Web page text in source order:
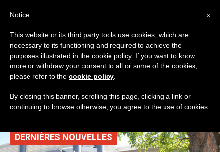
TAG
Posts Tagged ‘بامبينو
جيزو’
DERNIÈRES NOUVELLES
x
Notice
This website or its third party tools use cookies, which are
necessary to its functioning and required to achieve the
purposes illustrated in the cookie policy. If you want to know
more or withdraw your consent to all or some of the cookies,
please refer to the cookie policy
By closing this banner, scrolling this page, clicking a link or
continuing to browse otherwise, you agree to the use of cookies.